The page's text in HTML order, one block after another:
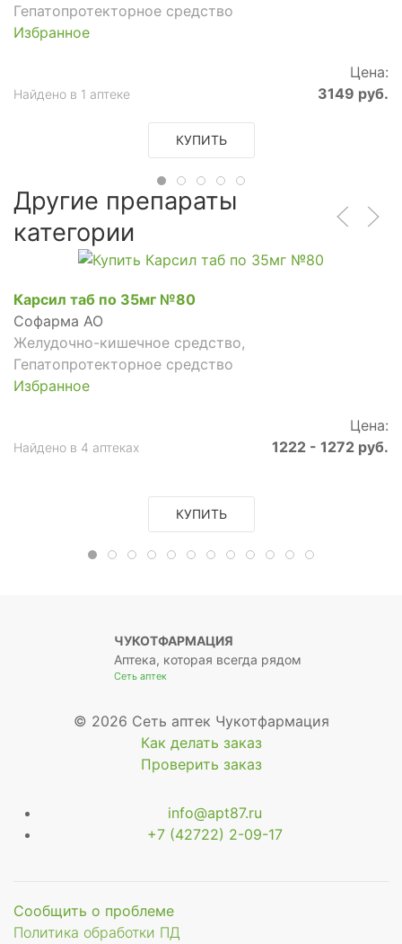
Гепатопротекторное средство
Избранное
Цена:
Найдено в 1 аптеке 3149 руб.
КУПИТЬ
Другие препараты
категории
Карсил таб по 35мг №80
Софарма АО
Желудочно-кишечное средство,
Гепатопротекторное средство
Избранное
Цена:
Найдено в 4 аптеках 1222 - 1272 руб.
КУПИТЬ
ЧУКОТФАРМАЦИЯ
Аптека, которая всегда рядом
Сеть аптек
© 2026 Сеть аптек Чукотфармация
Как делать заказ
Проверить заказ
info@apt87.ru
+7 (42722) 2-09-17
Сообщить о проблеме
Политика обработки ПД